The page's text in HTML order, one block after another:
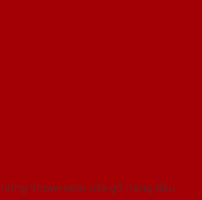
Showroom cửa gỗ hàng đầu